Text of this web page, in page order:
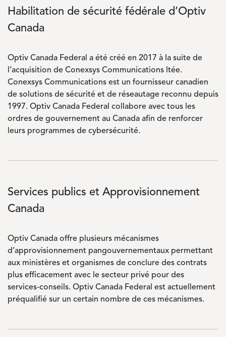
Habilitation de sécurité fédérale d’Optiv
Canada
Optiv Canada Federal a été créé en 2017 à la suite de
l’acquisition de Conexsys Communications ltée.
Conexsys Communications est un fournisseur canadien
de solutions de sécurité et de réseautage reconnu depuis
1997. Optiv Canada Federal collabore avec tous les
ordres de gouvernement au Canada afin de renforcer
leurs programmes de cybersécurité.
Services publics et Approvisionnement
Canada
Optiv Canada offre plusieurs mécanismes
d’approvisionnement pangouvernementaux permettant
aux ministères et organismes de conclure des contrats
plus efficacement avec le secteur privé pour des
services‑conseils. Optiv Canada Federal est actuellement
préqualifié sur un certain nombre de ces mécanismes.